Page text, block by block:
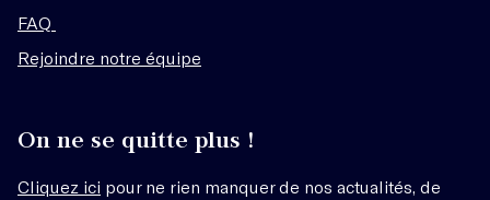
FAQ
Rejoindre notre équipe
On ne se quitte plus !
Cliquez ici pour ne rien manquer de nos actualités, de